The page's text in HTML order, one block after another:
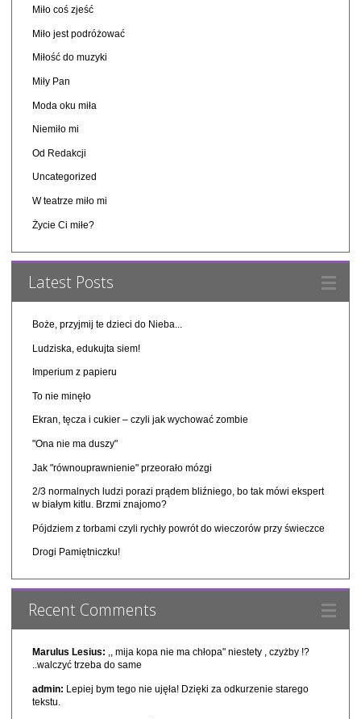
Miło coś zjeść
Miło jest podróżować
Miłość do muzyki
Miły Pan
Moda oku miła
Niemiło mi
Od Redakcji
Uncategorized
W teatrze miło mi
Życie Ci miłe?
Latest Posts
Boże, przyjmij te dzieci do Nieba...
Ludziska, edukujta siem!
Imperium z papieru
To nie minęło
Ekran, tęcza i cukier – czyli jak wychować zombie
"Ona nie ma duszy"
Jak "równouprawnienie" przeorało mózgi
2/3 normalnych ludzi porazi prądem bliźniego, bo tak mówi ekspert
w białym kitlu. Brzmi znajomo?
Pójdziem z torbami czyli rychły powrót do wieczorów przy świeczce
Drogi Pamiętniczku!
Recent Comments
Marulus Lesius: ,, mija kopa nie ma chłopa" niestety , czyżby !?
..walczyć trzeba do same
admin: Lepiej bym tego nie ujęła! Dzięki za odkurzenie starego
tekstu.